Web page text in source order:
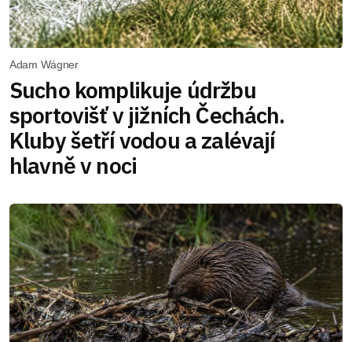
Adam Wágner
Sucho komplikuje údržbu
sportovišť v jižních Čechách.
Kluby šetří vodou a zalévají
hlavně v noci